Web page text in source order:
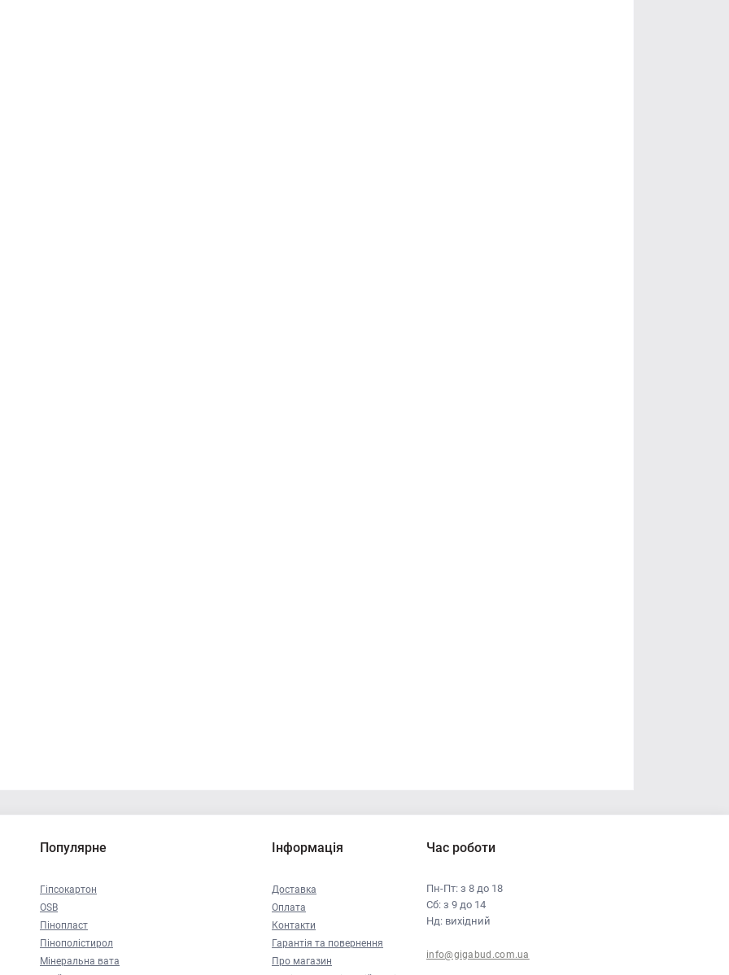
Популярне
Гіпсокартон
OSB
Пінопласт
Пінополістирол
Мінеральна вата
Інформація
Доставка
Оплата
Контакти
Гарантія та повернення
Про магазин
Час роботи
Пн-Пт: з 8 до 18
Сб: з 9 до 14
Нд: вихідний
info@gigabud.com.ua